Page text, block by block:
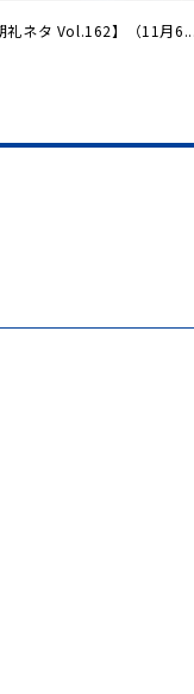
礼ネタ Vol.162】（11月6...